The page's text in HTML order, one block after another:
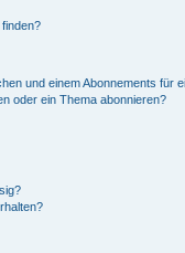
und einem Abonnements für
oder ein Thema abonnieren?